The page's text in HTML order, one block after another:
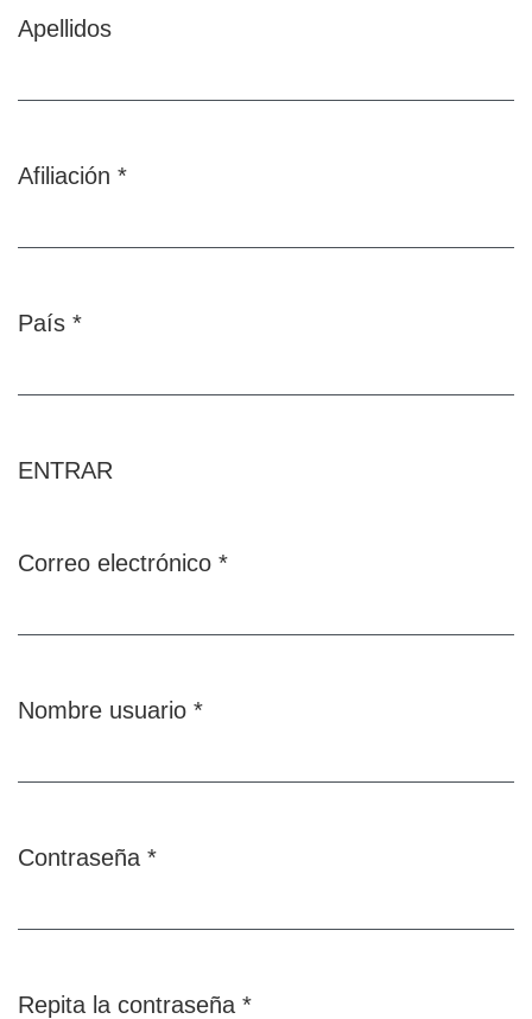
Apellidos
Afiliación *
País *
ENTRAR
Correo electrónico *
Nombre usuario *
Contraseña *
Repita la contraseña *